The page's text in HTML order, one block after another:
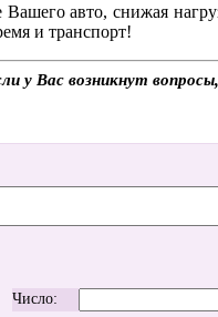
авто, снижая
и транспорт!
у Вас возникнут
Число: